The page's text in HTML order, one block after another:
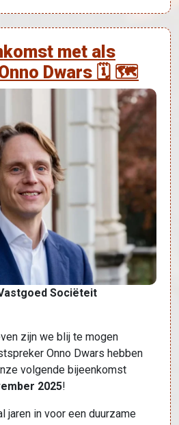
met als
Dwars 🗓 🗺
Sociëteit
zijn we blij te mogen
Onno Dwars hebben
volgende bijeenkomst
2025!
jaren in voor een duurzame